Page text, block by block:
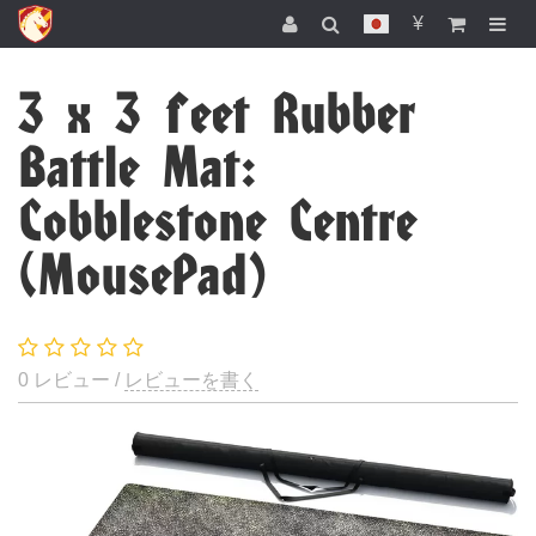
¥
3 x 3 feet Rubber
Battle Mat:
Cobblestone Centre
(MousePad)
0 レビュー / レビューを書く